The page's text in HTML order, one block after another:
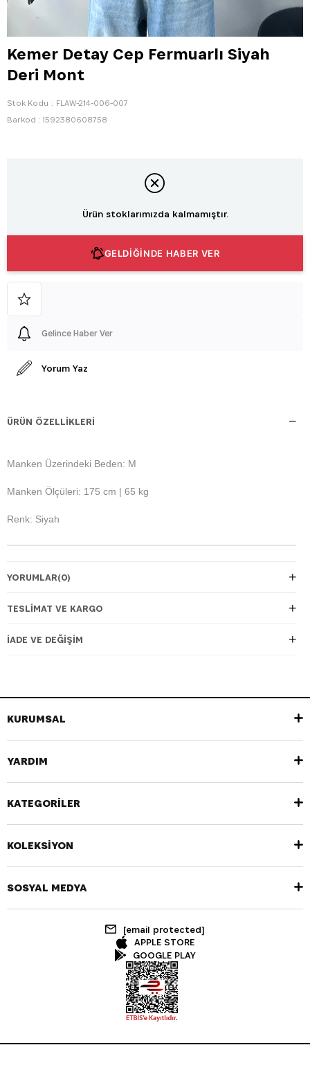
Kemer Detay Cep Fermuarlı Siyah
Deri Mont
Stok Kodu
FLAW-214-006-007
Barkod : 1592380608758
Ürün stoklarımızda kalmamıştır.
GELDİĞİNDE HABER VER
Gelince Haber Ver
Yorum Yaz
ÜRÜN ÖZELLIKLERI
Manken Üzerindeki Beden: M
Manken Ölçüleri: 175 cm | 65 kg
Renk: Siyah
YORUMLAR(0)
TESLIMAT VE KARGO
İADE VE DEĞIŞIM
KURUMSAL
YARDIM
KATEGORİLER
KOLEKSİYON
SOSYAL MEDYA
[email protected]
APPLE STORE
GOOGLE PLAY